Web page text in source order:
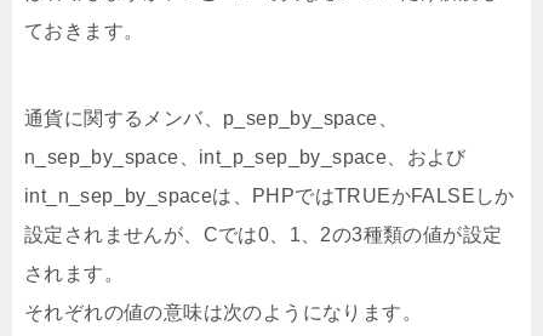
ておきます。
通貨に関するメンバ、p_sep_by_space、
n_sep_by_space、int_p_sep_by_space、および
int_n_sep_by_spaceは、PHPではTRUEかFALSEしか
設定されませんが、Cでは0、1、2の3種類の値が設定
されます。
それぞれの値の意味は次のようになります。